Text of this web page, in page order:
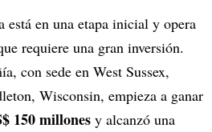
está en una etapa inicial y opera
requiere una gran inversión.
con sede en West Sussex,
Wisconsin, empieza a ganar
150 millones y alcanzó una